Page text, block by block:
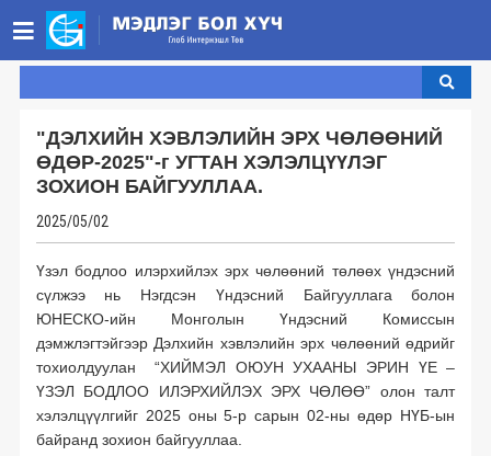
Бидний тухай ▾
Удирдах зөвлөл
Хамт олон
ТББ код
Стратегийн хөтөлбөрүүд
Зорилтот бүлэг
Үйл ажиллагааны хэлбэр
Тэмдэглэлт өдрүүд
Жилийн тайлан
Санхүүжүүлэгчид
Гишүүн байгууллага
Хамтрагч байгууллагууд
МЭДЭЭ
Монгол Улсын хууль ▾
Үзэл бодлоо илэрхийлэх эрх чөлөө
Мэдээллийн эрх чөлөө
Хэвлэл мэдээллийн эрх чөлөө
Байгууллагын нууцын тухай
Олон улсын хэм хэмжээ ▾
Үзэл бодлоо илэрхийлэх эрх чөлөө
Мэдээллийн эрх чөлөө
Өргөн нэвтрүүлэг
ХОЛБОО БАРИХ
ENGLISH
"ДЭЛХИЙН ХЭВЛЭЛИЙН ЭРХ ЧӨЛӨӨНИЙ
ӨДӨР-2025"-г УГТАН ХЭЛЭЛЦҮҮЛЭГ
ЗОХИОН БАЙГУУЛЛАА.
2025/05/02
Үзэл бодлоо илэрхийлэх эрх чөлөөний төлөөх үндэсний
сүлжээ нь Нэгдсэн Үндэсний Байгууллага болон
ЮНЕСКО-ийн Монголын Үндэсний Комиссын
дэмжлэгтэйгээр Дэлхийн хэвлэлийн эрх чөлөөний өдрийг
тохиолдуулан “ХИЙМЭЛ ОЮУН УХААНЫ ЭРИН ҮЕ –
ҮЗЭЛ БОДЛОО ИЛЭРХИЙЛЭХ ЭРХ ЧӨЛӨӨ” олон талт
хэлэлцүүлгийг 2025 оны 5-р сарын 02-ны өдөр НҮБ-ын
байранд зохион байгууллаа.